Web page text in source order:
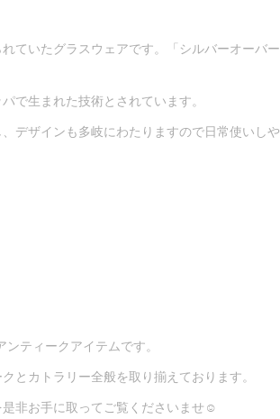
ていたグラスウェアです。「シルバーオーバ
で生まれた技術とされています。
デザインも多岐にわたりますので日常使いし
ティークアイテムです。
とカトラリー全般を取り揃えております。
非お手に取ってご覧くださいませ☺